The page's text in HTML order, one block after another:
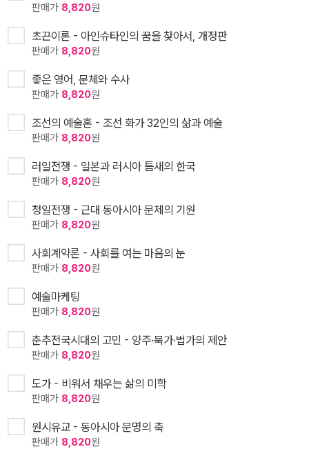
판매가 8,820원
초끈이론 - 아인슈타인의 꿈을 찾아서, 개정판
판매가 8,820원
좋은 영어, 문체와 수사
판매가 8,820원
조선의 예술혼 - 조선 화가 32인의 삶과 예술
판매가 8,820원
러일전쟁 - 일본과 러시아 틈새의 한국
판매가 8,820원
청일전쟁 - 근대 동아시아 문제의 기원
판매가 8,820원
사회계약론 - 사회를 여는 마음의 눈
판매가 8,820원
예술마케팅
판매가 8,820원
춘추전국시대의 고민 - 양주·묵가·법가의 제안
판매가 8,820원
도가 - 비워서 채우는 삶의 미학
판매가 8,820원
원시유교 - 동아시아 문명의 축
판매가 8,820원